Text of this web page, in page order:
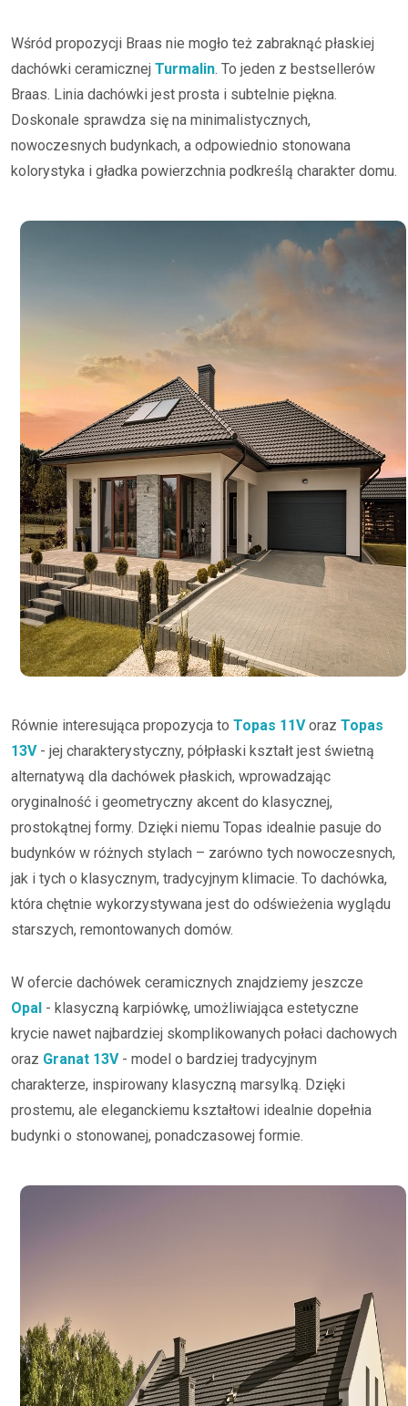
Wśród propozycji Braas nie mogło też zabraknąć płaskiej
dachówki ceramicznej Turmalin. To jeden z bestsellerów
Braas. Linia dachówki jest prosta i subtelnie piękna.
Doskonale sprawdza się na minimalistycznych,
nowoczesnych budynkach, a odpowiednio stonowana
kolorystyka i gładka powierzchnia podkreślą charakter domu.
Równie interesująca propozycja to Topas 11Voraz Topas
13V- jej charakterystyczny, półpłaski kształt jest świetną
alternatywą dla dachówek płaskich, wprowadzając
oryginalność i geometryczny akcent do klasycznej,
prostokątnej formy. Dzięki niemu Topas idealnie pasuje do
budynków w różnych stylach – zarówno tych nowoczesnych,
jak i tych o klasycznym, tradycyjnym klimacie. To dachówka,
która chętnie wykorzystywana jest do odświeżenia wyglądu
starszych, remontowanych domów.
W ofercie dachówek ceramicznych znajdziemy jeszcze
Opal - klasyczną karpiówkę, umożliwiająca estetyczne
krycie nawet najbardziej skomplikowanych połaci dachowych
oraz Granat 13V- model o bardziej tradycyjnym
charakterze, inspirowany klasyczną marsylką. Dzięki
prostemu, ale eleganckiemu kształtowi idealnie dopełnia
budynki o stonowanej, ponadczasowej formie.